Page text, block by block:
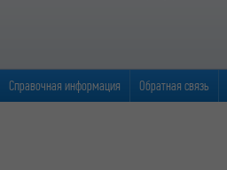
Справочная информация Обратная связь